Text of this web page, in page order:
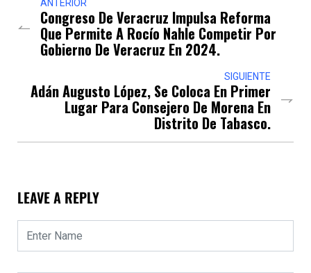
ANTERIOR
Congreso De Veracruz Impulsa Reforma
Que Permite A Rocío Nahle Competir Por
Gobierno De Veracruz En 2024.
SIGUIENTE
Adán Augusto López, Se Coloca En Primer
Lugar Para Consejero De Morena En
Distrito De Tabasco.
LEAVE A REPLY